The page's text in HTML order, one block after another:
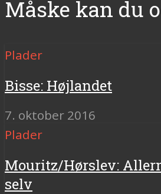
Måske kan du
Plader
Bisse: Højlandet
7. oktober 2016
Plader
Mouritz/Hørslev:
selv